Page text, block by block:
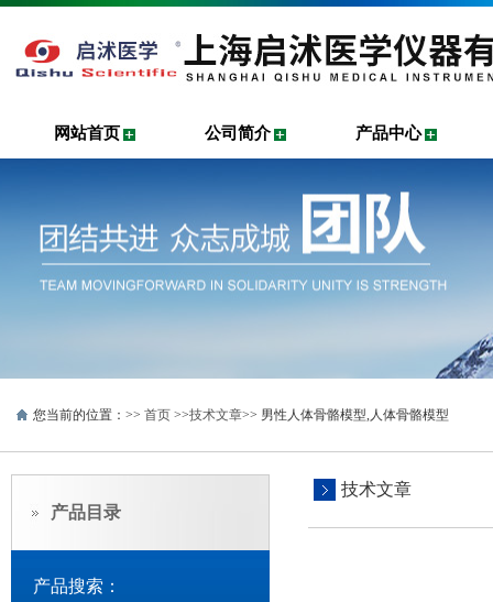
网站首页 公司简介 产品中心
您当前的位置：>> 首页 >>技术文章>> 男性人体骨骼模型,人体骨骼模型
产品目录
产品搜索：
技术文章